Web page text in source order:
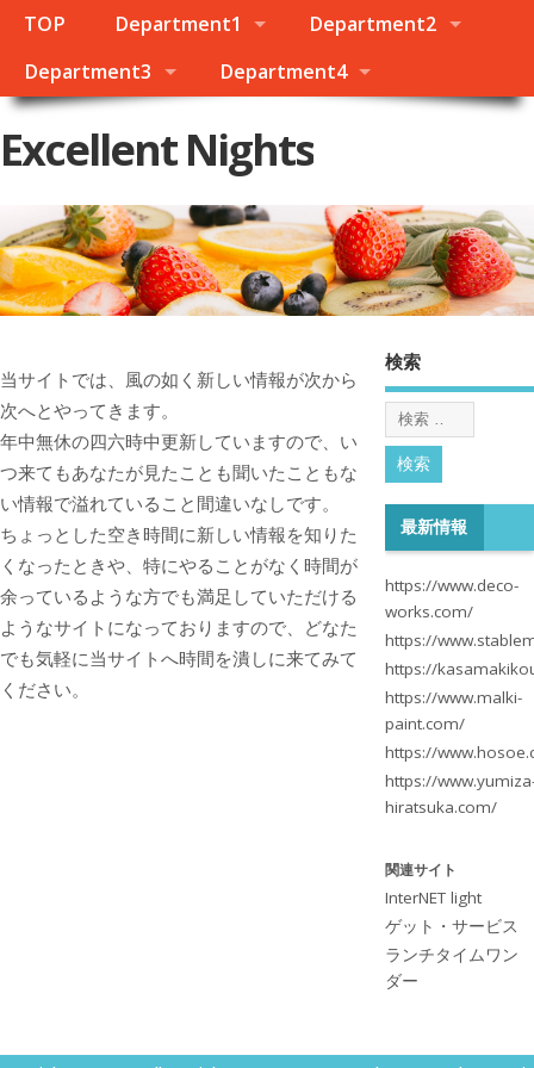
TOP Department1
Department2
Department3
Department4
Excellent Nights
当サイトでは、風の如く新しい情報が次から
次へとやってきます。
年中無休の四六時中更新していますので、い
つ来てもあなたが見たことも聞いたこともな
い情報で溢れていること間違いなしです。
ちょっとした空き時間に新しい情報を知りた
くなったときや、特にやることがなく時間が
余っているような方でも満足していただける
ようなサイトになっておりますので、どなた
でも気軽に当サイトへ時間を潰しに来てみて
ください。
検索
最新情報
https://www.deco-
works.com/
https://
https://
https://www.malki-
paint.com/
https://
https://
hiratsuka.com/
関連サイト
InterNET light
ゲット・サービス
ランチタイムワン
ダー